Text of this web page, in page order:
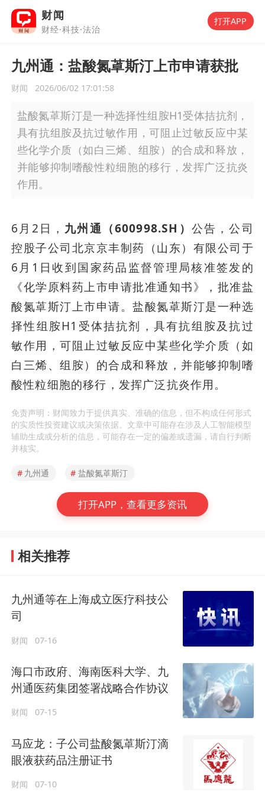
财闻
财经·科技·法治
打开APP
九州通：盐酸氮䓬斯汀上市申请获批
财闻 2026/06/02 17:01:58
盐酸氮䓬斯汀是一种选择性组胺H1受体拮抗剂，
具有抗组胺及抗过敏作用，可阻止过敏反应中某
些化学介质（如白三烯、组胺）的合成和释放，
并能够抑制嗜酸性粒细胞的移行，发挥广泛抗炎
作用。
6月2日， 九州通（600998.SH） 公告，公司
控股子公司北京京丰制药（山东）有限公司于
6月1日收到国家药品监督管理局核准签发的
《化学原料药上市申请批准通知书》，批准盐
酸氮䓬斯汀上市申请。盐酸氮䓬斯汀是一种选
择性组胺H1受体拮抗剂，具有抗组胺及抗过
敏作用，可阻止过敏反应中某些化学介质（如
白三烯、组胺）的合成和释放，并能够抑制嗜
酸性粒细胞的移行，发挥广泛抗炎作用。
免责声明：财闻致力于提供真实、准确的信息，但不构成任何形式
的实质性投资建议或决策依据。文章中可能存在涉及人工智能模型
辅助生成或分析的信息，可能存在一定的偏差或遗漏，请自行判断
并核实。
# 九州通 # 盐酸氮䓬斯汀
打开APP，查看更多资讯
相关推荐
九州通等在上海成立医疗科技公
司
财闻 07-16
海口市政府、海南医科大学、九
州通医药集团签署战略合作协议
财闻 07-15
马应龙：子公司盐酸氮䓬斯汀滴
眼液获药品注册证书
财闻 07-10